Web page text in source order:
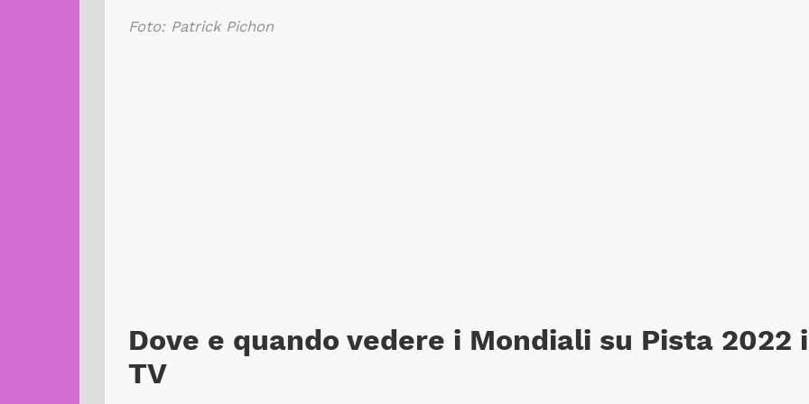
Foto: Patrick Pichon
Dove e quando vedere i Mondiali su Pista 2022
TV